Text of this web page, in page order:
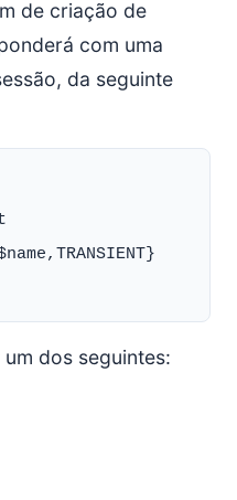
de criação de
com uma
da seguinte
um dos seguintes: